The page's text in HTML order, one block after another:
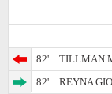
82'
TILLMAN
82'
REYNA GIO